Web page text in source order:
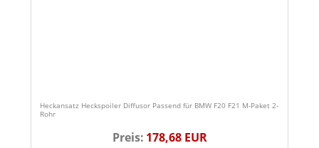
Heckansatz Heckspoiler Diffusor Passend für BMW F20 F21 M-Paket 2-
Rohr
Preis: 178,68 EUR